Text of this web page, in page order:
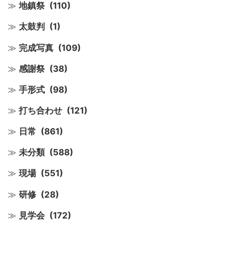
地鎮祭 (110)
太鼓判 (1)
完成写真 (109)
感謝祭 (38)
手形式 (98)
打ち合わせ (121)
日常 (861)
未分類 (588)
現場 (551)
研修 (28)
見学会 (172)